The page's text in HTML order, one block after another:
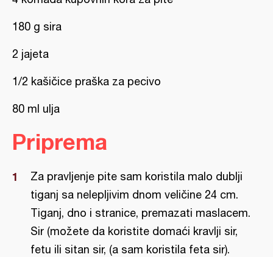
180 g sira
2 jajeta
1/2 kašičice praška za pecivo
80 ml ulja
Priprema
Za pravljenje pite sam koristila malo dublji
tiganj sa nelepljivim dnom veličine 24 cm.
Tiganj, dno i stranice, premazati maslacem.
Sir (možete da koristite domaći kravlji sir,
fetu ili sitan sir, (a sam koristila feta sir).